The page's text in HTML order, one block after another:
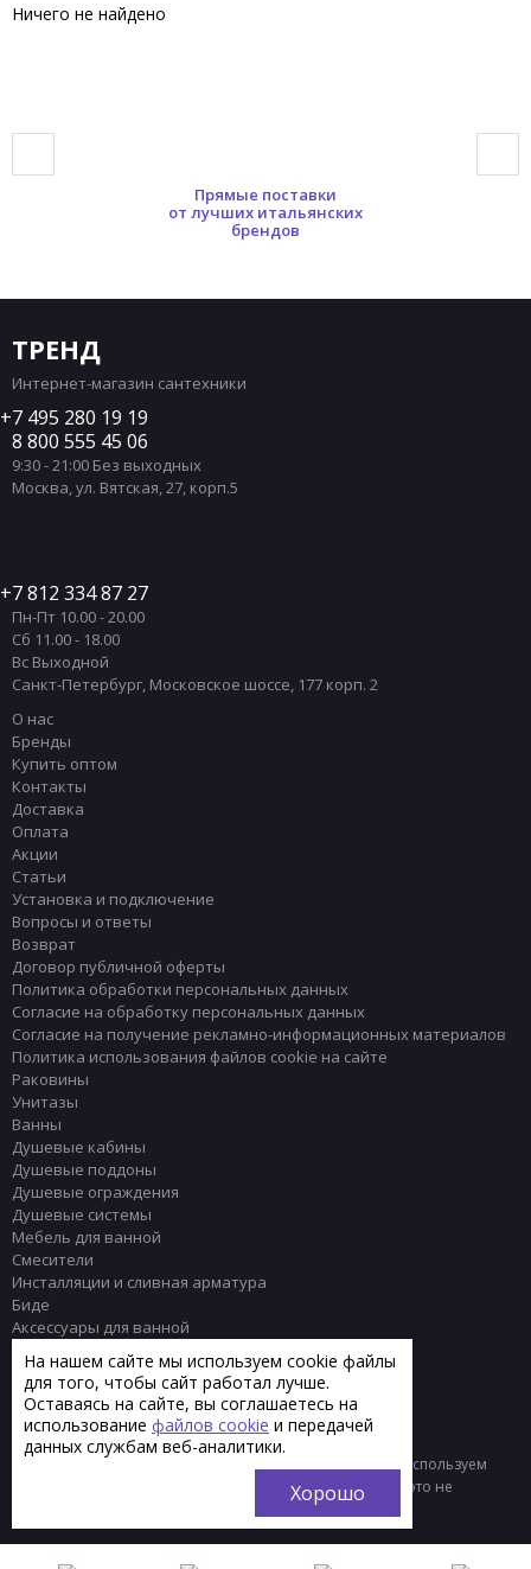
Ничего не найдено
Прямые поставки
от лучших итальянских
брендов
ТРЕНД
Интернет-магазин сантехники
7 495 280 19 19
8 800 555 45 06
9:30 - 21:00 Без выходных
Москва ул. Вятская, 27, корп.5
7 812 334 87 27
Пн-Пт 10.00 - 20.00
Сб 11.00 - 18.00
Вс Выходной
Санкт-Петербург Московское шоссе, 177 корп. 2
О нас
Бренды
Купить оптом
Контакты
Доставка
Оплата
Акции
Статьи
Установка и подключение
Вопросы и ответы
Возврат
Договор публичной оферты
Политика обработки персональных данных
Согласие на обработку персональных данных
Согласие на получение рекламно-информационных материалов
Политика использования файлов cookie на сайте
Раковины
Унитазы
Ванны
Душевые кабины
Душевые поддоны
Душевые ограждения
Душевые системы
Мебель для ванной
Смесители
Инсталляции и сливная арматура
Биде
Аксессуары для ванной
Полотенцесушители
Комплектующие
Плитка
© 2013 - 2026 Интернет-магазин сантехники Тренд
Мы используем
файлы «cookie» для функционирования сайта. Если вас это не
На нашем сайте мы используем cookie файлы
для того, чтобы сайт работал лучше.
Оставаясь на сайте, вы соглашаетесь на
использование файлов cookie и передачей
данных службам веб-аналитики.
Хорошо